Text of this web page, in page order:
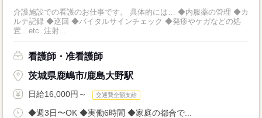
介護施設での看護のお仕事です。 具体的には… ◆内服薬の管理 ◆カ
ルテ記録 ◆巡回 ◆バイタルサインチェック ◆発疹やケガなどの処
置…etc. 注射...
看護師・准看護師
茨城県鹿嶋市/鹿島大野駅
日給16,000円～ 交通費全額支給
◆週3日〜OK ◆実働6時間 ◆家庭の都合で...